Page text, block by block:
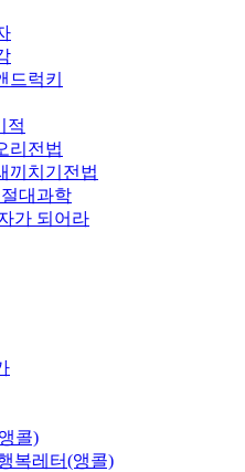
드럭키
적
리전법
끼치기전법
대과학
가 되어라
콜)
복레터(앵콜)